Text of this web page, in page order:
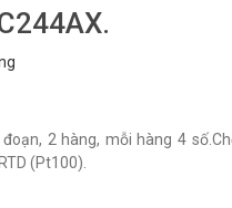
2 hàng, mỗi hàng 4
(Pt100).